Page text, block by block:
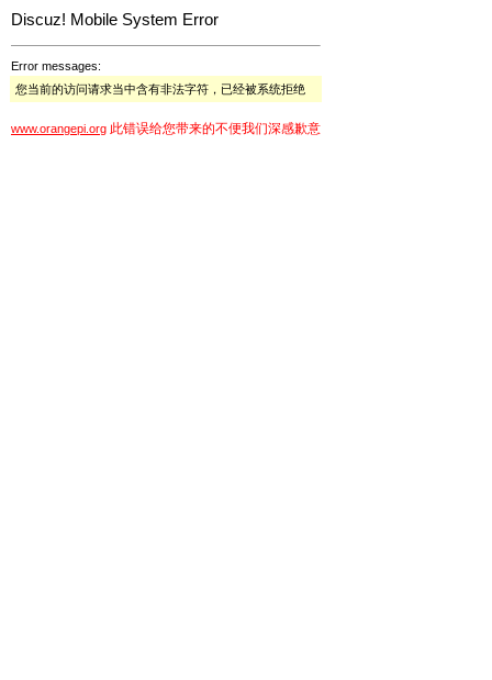
Discuz! Mobile System Error
Error messages:
您当前的访问请求当中含有非法字符，已经被系统拒绝
www.orangepi.org 此错误给您带来的不便我们深感歉意